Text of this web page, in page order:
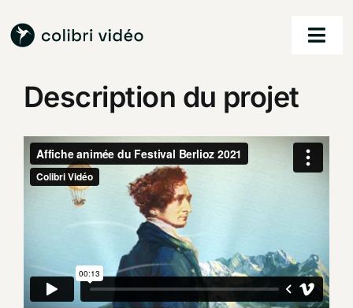
au
contenu
accueil
nos services
nos réalisations
à propos
contact
Description du projet